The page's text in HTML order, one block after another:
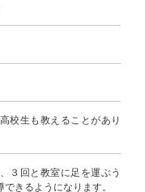
校生も教えることがあり
３回と教室に足を運ぶう
きるようになります。